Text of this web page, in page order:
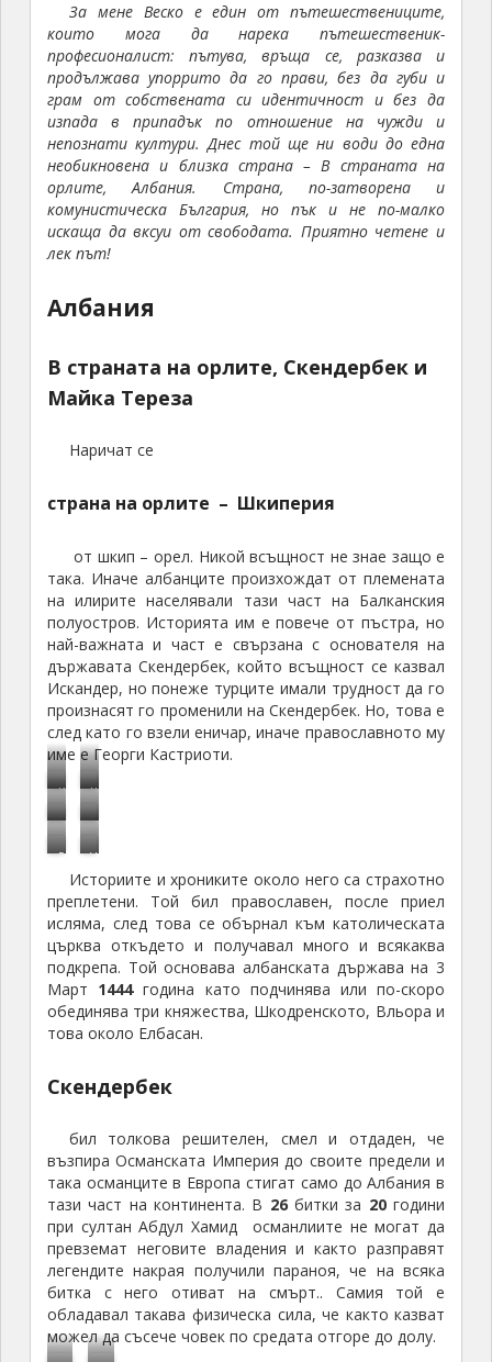
За мене Веско е един от пътешествениците,
които мога да нарека пътешественик-
професионалист: пътува, връща се, разказва и
продължава упоррито да го прави, без да губи и
грам от собствената си идентичност и без да
изпада в припадък по отношение на чужди и
непознати култури. Днес той ще ни води до една
необикновена и близка страна – В страната на
орлите, Албания. Страна, по-затворена и
комунистическа България, но пък и не по-малко
искаща да вксуи от свободата. Приятно четене и
лек път!
Албания
В страната на орлите, Скендербек и
Майка Тереза
Наричат се
страна на орлите – Шкиперия
от шкип – орел. Никой всъщност не знае защо е
така. Иначе албанците произхождат от племената
на илирите населявали тази част на Балканския
полуостров. Историята им е повече от пъстра, но
най-важната и част е свързана с основателя на
държавата Скендербек, който всъщност се казвал
Искандер, но понеже турците имали трудност да го
произнасят го променили на Скендербек. Но, това е
след като го взели еничар, иначе православното му
име е Георги Кастриоти.
К
а
ц
а
е
в
Т
и
р
а
н
Щ
а
с
т
и
в
и
п
о
ф
с
о
н
а
л
н
и
в
й
н
П
р
е
у
л
т
а
н
н
г
а
ш
н
и
я
с
т
М
н
о
о
с
г
д
и
А
н
и
я
о
с
т
а
н
Р
и
м
к
и
я
а
м
ф
е
ъ
р
н
а
г
р
а
д
У
н
и
к
а
л
н
а
г
д
н
а
ц
е
н
т
р
а
л
Историите и хрониките около него са страхотно
преплетени. Той бил православен, после приел
исляма, след това се обърнал към католическата
църква откъдето и получавал много и всякаква
подкрепа. Той основава албанската държава на 3
Март1444година като подчинява или по-скоро
обединява три княжества, Шкодренското, Вльора и
това около Елбасан.
Скендербек
бил толкова решителен, смел и отдаден, че
така османците в Европа стигат само до Албания в
тази част на континента. В26битки за20години
при султан Абдул Хамид османлиите не могат да
превземат неговите владения и както разправят
легендите накрая получили параноя, че на всяка
битка с него отиват на смърт.. Самия той е
обладавал такава физическа сила, че както казват
можел да съсече човек по средата отгоре до долу.
Ц
н
л
П
Д
у
П
Х
Н
О